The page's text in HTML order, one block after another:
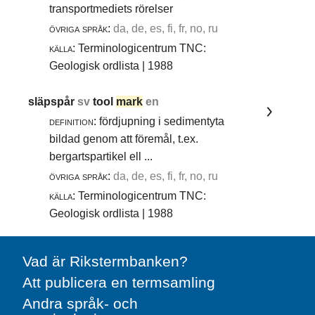
transportmediets rörelser
övriga språk: da, de, es, fi, fr, no, ru
källa: Terminologicentrum TNC:
Geologisk ordlista | 1988
släpspårsvtool mark en
definition: fördjupning i sedimentyta
bildad genom att föremål, t.ex.
bergartspartikel ell ...
övriga språk: da, de, es, fi, fr, no, ru
källa: Terminologicentrum TNC:
Geologisk ordlista | 1988
Vad är Rikstermbanken?
Att publicera en termsamling
Andra språk- och